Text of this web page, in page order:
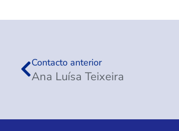
Contacto anterior
Ana Luísa Teixeira